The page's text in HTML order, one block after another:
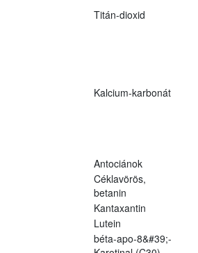
Titán-dioxid
Kalcium-karbonát
Antociánok
Céklavörös,
betanin
Kantaxantin
Lutein
béta-apo-8&#39;-